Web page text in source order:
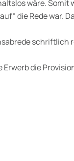
wäre. Somit
die Rede war.
schriftlich
die